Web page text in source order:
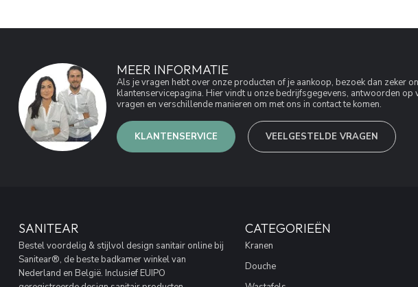
MEER INFORMATIE
Als je vragen hebt over onze producten of je aankoop, bezoek dan zeker
klantenservicepagina. Hier vindt u onze bedrijfsgegevens, antwoorden op
vragen en verschillende manieren om met ons in contact te komen.
KLANTENSERVICE VEELGESTELDE VRAGEN
SANITEAR
Bestel voordelig & stijlvol design sanitair online bij
Sanitear®, de beste badkamer winkel van
Nederland en België. Inclusief EUIPO
CATEGORIEËN
Kranen
Douche